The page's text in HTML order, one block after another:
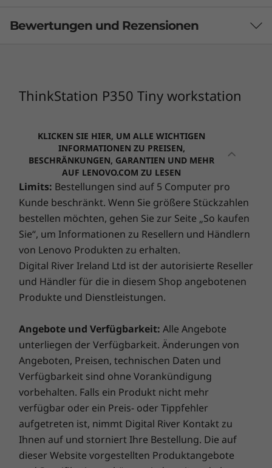
Umfassende Konfigurationsmöglichkeiten
Mit bis zu 64 GB 3.200 MHz Arbeitsspeicher, bis
zu 4 TB modernstem Massenspeicher und
optionalem Wi-Fi 6 bietet die ThinkStation P350
Tiny Workstation eine schnelle Performance
und eignet sich perfekt für die
Contenterstellung. Sie ist mit bis zu Intel®
Core™ i9 vPro®Prozessoren der 11.
Generation sowie optional mit NVIDIA®Grafik
ausgestattet und unterstützt bis zu sechs
unabhängige Displays, sodass Sie eine große
hinaus können Konfigurationen dank der
Möglichkeit zur werkzeuglosen Aufrüstung
mühelos erweitert werden, wenn sich Ihre
Anforderungen ändern.
Abgebildet mit optionaler Tastatur, kabellose Maus und Monitor sind
separat erhältlich.
Kopfhörer-/Mikrofon-Kombianschluss
-USB-A 3.2 Gen 2 (Always-On)
-USB-C 3.2 Gen 2
-Aktivitätsanzeige für Speicherlaufwerk
- An/Aus-Schalter
-Anschluss für Kensington-Schloss
-Stromanschluss
-DisplayPort-Ausgang
-USB-A 3.2 Gen 1
3 Similiar products selected
DERZEIT
ANGEZEIGT
ThinkStation
P350 Tiny
workstation
Prozessor
Bis zu Intel®
Core™ i9-11900
vPro® der
11. Generation
(2,5 GHz, bis zu
5,2 GHz mit Turbo
Boost, 8 Kerne,
16 Threads,
16 MB Cache)
ThinkStation
P3 Ultra SFF
Gen 2 (Intel)
€ 1.889,00
Prozessor
Bis zu Intel®
Core™ Ultra 9
(Serie 2) mit Intel
vPro® (bis zu 24
Kerne, bis zu 5,7
GHz)
2 (Intel)
Bewertungen und Rezensionen
ThinkStation P350 Tiny workstation
KLICKEN SIE HIER, UM ALLE WICHTIGEN
INFORMATIONEN ZU PREISEN,
BESCHRÄNKUNGEN, GARANTIEN UND MEHR
AUF LENOVO.COM ZU LESEN
Limits: Bestellungen sind auf 5 Computer pro
Kunde beschränkt. Wenn Sie größere Stückzahlen
bestellen möchten, gehen Sie zur Seite „So kaufen
Sie“, um Informationen zu Resellern und Händlern
von Lenovo Produkten zu erhalten.
Digital River Ireland Ltd ist der autorisierte Reseller
und Händler für die in diesem Shop angebotenen
Produkte und Dienstleistungen.
Angebote und Verfügbarkeit: Alle Angebote
unterliegen der Verfügbarkeit. Änderungen von
Angeboten, Preisen, technischen Daten und
Verfügbarkeit sind ohne Vorankündigung
vorbehalten. Falls ein Produkt nicht mehr
verfügbar oder ein Preis- oder Tippfehler
aufgetreten ist, nimmt Digital River Kontakt zu
Ihnen auf und storniert Ihre Bestellung. Die auf
dieser Website vorgestellten Produktangebote